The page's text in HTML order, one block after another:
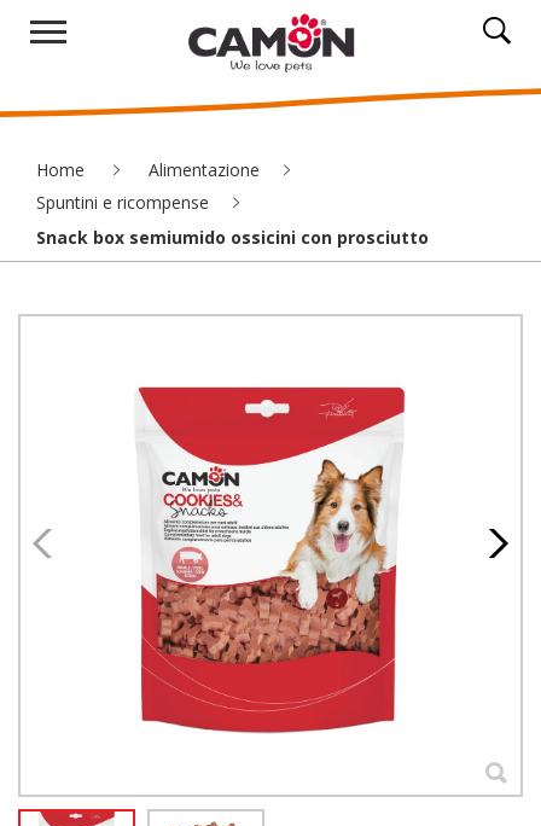
Home
Alimentazione
Spuntini e ricompense
Snack box semiumido ossicini con prosciutto